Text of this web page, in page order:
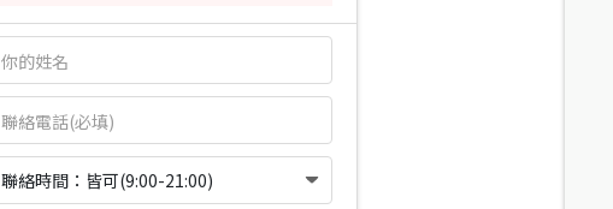
聯絡時間：皆可(9:00-21:00)